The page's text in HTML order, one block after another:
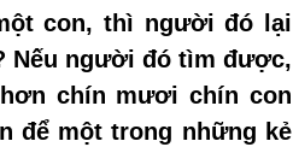
con, thì người đó lại
Nếu người đó tìm được,
chín mươi chín con
để một trong những kẻ